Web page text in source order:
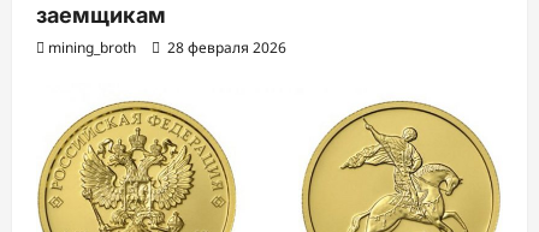
заемщикам
mining_broth 28 февраля 2026